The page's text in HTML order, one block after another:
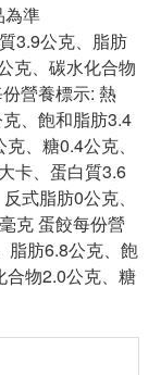
為準
3.9公克、脂肪
克、碳水化合物
營養標示: 熱
、飽和脂肪3.4
、糖0.4公克、
卡、蛋白質3.6
式脂肪0公克、
克 蛋餃每份營
脂肪6.8公克、飽
合物2.0公克、糖